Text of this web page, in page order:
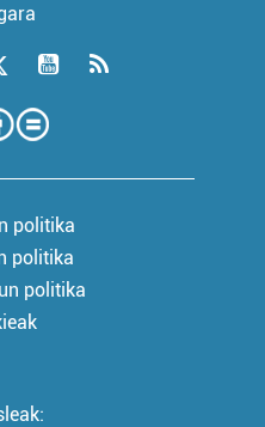
politika
politika
politika